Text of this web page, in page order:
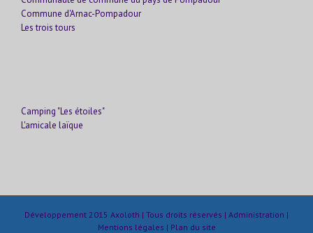
Commune d'Arnac-Pompadour
Les trois tours
Camping "Les étoiles"
L'amicale laïque
Développement 2015 Axoloth | Tous droits réservés | Administration |
Mentions légales | Plan du site